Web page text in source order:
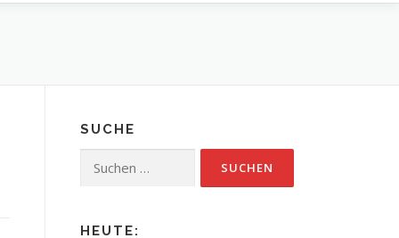
SUCHE
nach:
HEUTE: